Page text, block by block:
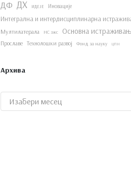
ДФ ДХ ИДЕЈЕ Иновације
Интегрална и интердисциплинарна
Мултилатерала
НС зжс Основна
Прославе Технолошки развој Фонд за науку ЦПН
Архива